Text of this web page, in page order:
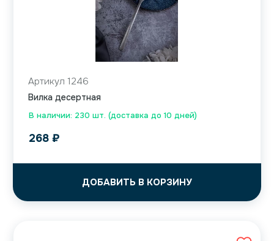
В наличии: 230 шт. (доставка до 10 дней)
Артикул 1246
Вилка десертная
268 ₽
ДОБАВИТЬ В КОРЗИНУ